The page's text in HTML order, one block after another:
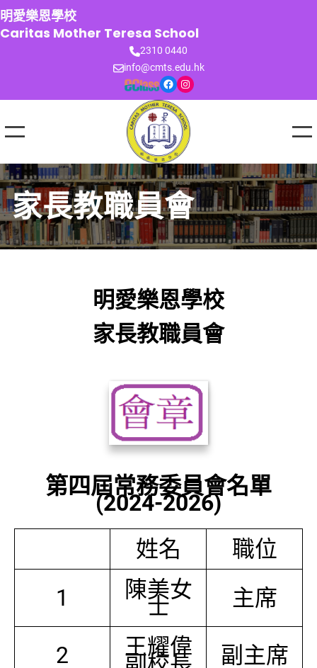
跳
至
主
明愛樂恩學校
Caritas Mother Teresa School
2310 0440
info@cmts.edu.hk
Facebook Instagram
家長教職員會
明愛樂恩學校
家長教職員會
第四屆常務委員會名單
(2024-2026)
姓名
職位
1
陳美女
士 主席
2 王耀偉 副主席